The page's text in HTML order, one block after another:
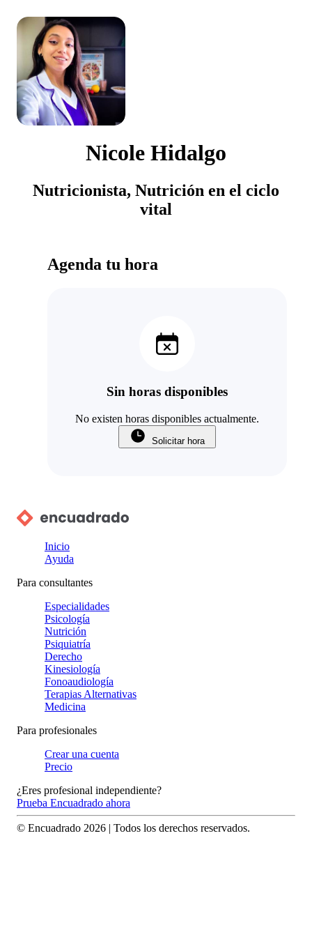
Nicole Hidalgo
Nutricionista, Nutrición en el ciclo
vital
Agenda tu hora
Sin horas disponibles
No existen horas disponibles actualmente.
Solicitar hora
Inicio
Ayuda
Para consultantes
Especialidades
Psicología
Nutrición
Psiquiatría
Derecho
Kinesiología
Fonoaudiología
Terapias Alternativas
Medicina
Para profesionales
Crear una cuenta
Precio
¿Eres profesional independiente?
Prueba Encuadrado ahora
© Encuadrado 2026 | Todos los derechos reservados.